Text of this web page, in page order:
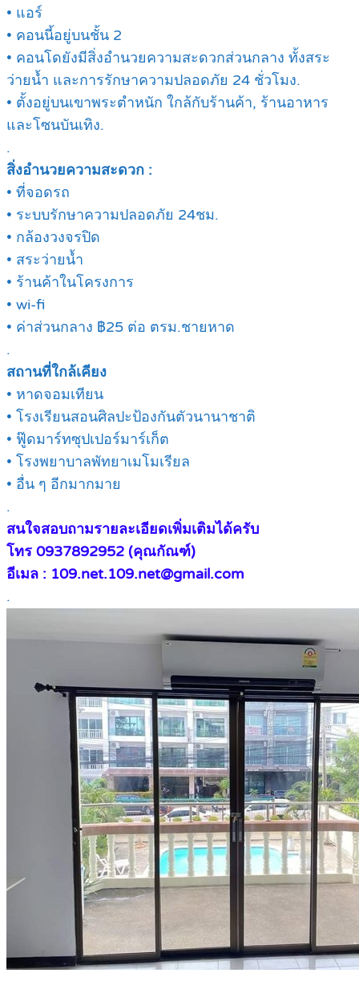
• แอร์
• คอนนี้อยู่บนชั้น 2
• คอนโดยังมีสิ่งอำนวยความสะดวกส่วนกลาง ทั้งสระ
ว่ายน้ำ และการรักษาความปลอดภัย 24 ชั่วโมง.
• ตั้งอยู่บนเขาพระตำหนัก ใกล้กับร้านค้า, ร้านอาหาร
และโซนบันเทิง.
.
สิ่งอำนวยความสะดวก :
• ที่จอดรถ
• ระบบรักษาความปลอดภัย 24ชม.
• กล้องวงจรปิด
• สระว่ายน้ำ
• ร้านค้าในโครงการ
• wi-fi
• ค่าส่วนกลาง ฿25 ต่อ ตรม.ชายหาด
.
สถานที่ใกล้เคียง
• หาดจอมเทียน
• โรงเรียนสอนศิลปะป้องกันตัวนานาชาติ
• ฟู๊ดมาร์ทซุปเปอร์มาร์เก็ต
• โรงพยาบาลพัทยาเมโมเรียล
• อื่น ๆ อีกมากมาย
.
สนใจสอบถามรายละเอียดเพิ่มเติมได้ครับ
โทร 0937892952 (คุณกัณฑ์)
อีเมล : 109.net.109.net@gmail.com
.